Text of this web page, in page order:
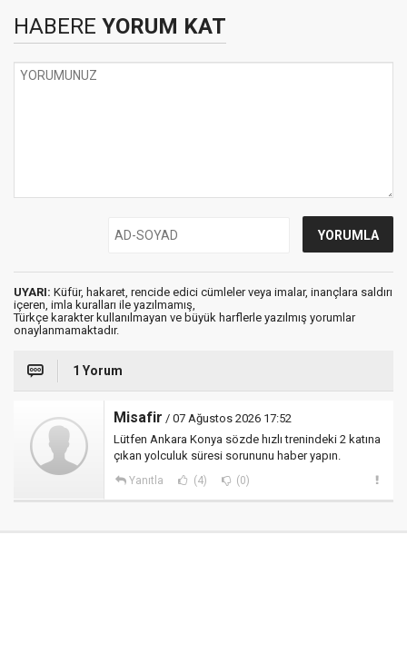
HABERE YORUM KAT
UYARI: Küfür, hakaret, rencide edici cümleler veya imalar, inançlara saldırı
içeren, imla kuralları ile yazılmamış,
Türkçe karakter kullanılmayan ve büyük harflerle yazılmış yorumlar
onaylanmamaktadır.
1 Yorum
Misafir / 07 Ağustos 2026 17:52
Lütfen Ankara Konya sözde hızlı trenindeki 2 katına
çıkan yolculuk süresi sorununu haber yapın.
Yanıtla (4) (0)